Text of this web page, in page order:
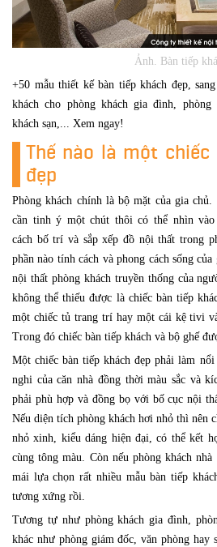
Ảnh. Bàn tiếp
+50 mẫu thiết kế bàn tiếp khách đẹp,
khách cho phòng khách gia đình, phòng
khách sạn,... Xem ngay!
Thế nào là một
đẹp
Phòng khách chính là bộ mặt của gia
cần tinh ý một chút thôi có thể nhìn vào
cách bố trí và sắp xếp đồ nội thất trong
phần nào tính cách và phong cách sống
nội thất phòng khách truyền thống của
không thể thiếu được là chiếc bàn tiếp
một chiếc tủ trang trí hay một cái kệ tivi
Trong đó chiếc bàn tiếp khách và bộ ghế
Một chiếc bàn tiếp khách đẹp phải làm
nghi của căn nhà đồng thời màu sắc và
phải phù hợp và đồng bọ với bố cục nội
Nếu diện tích phòng khách hơi nhỏ thì nên
nhỏ xinh, kiểu dáng hiện đại, có thể kết
cùng tông màu. Còn nếu phòng khách
mái lựa chọn rất nhiều mẫu bàn tiếp
tương xứng rồi.
Tương tự như phòng khách gia đình,
khác như phòng giám đốc, văn phòng hay